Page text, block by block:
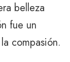
belleza
fue un
compasión.